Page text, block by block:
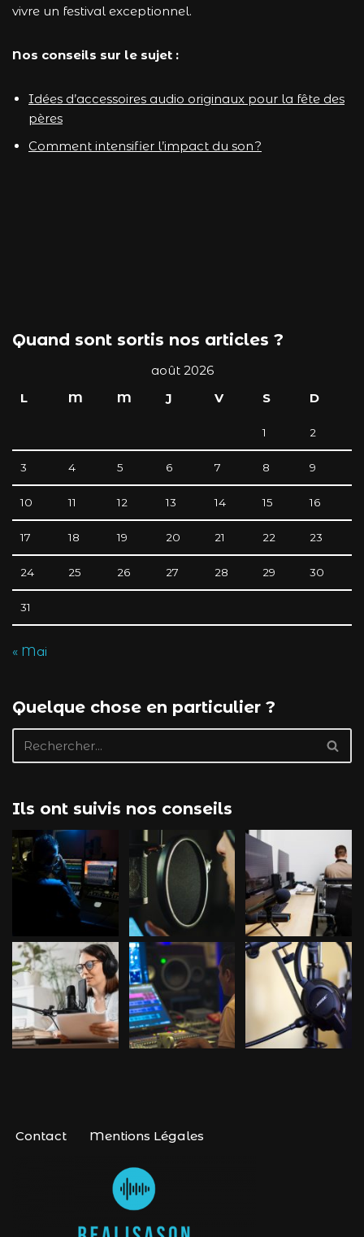
vivre un festival exceptionnel.
Nos conseils sur le sujet :
Idées d’accessoires audio originaux pour la fête des
pères
Comment intensifier l’impact du son ?
Quand sont sortis nos articles ?
août 2026
L
M M J V S D
1 2
3 4 5 6 7 8 9
10 11 12 13 14 15 16
17 18 19 20 21 22 23
24 25 26 27 28 29 30
31
« Mai
Quelque chose en particulier ?
Ils ont suivis nos conseils
Contact Mentions Légales